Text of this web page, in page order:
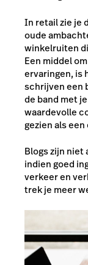
In retail zie je
oude
winkelruiten
Een middel
ervaringen, is
schrijven een
de band met
waardevolle
gezien als
Blogs zijn niet
indien goed
verkeer en
trek je meer